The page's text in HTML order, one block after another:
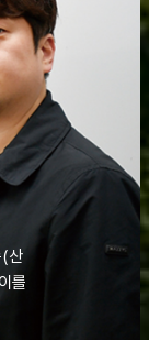
산
를